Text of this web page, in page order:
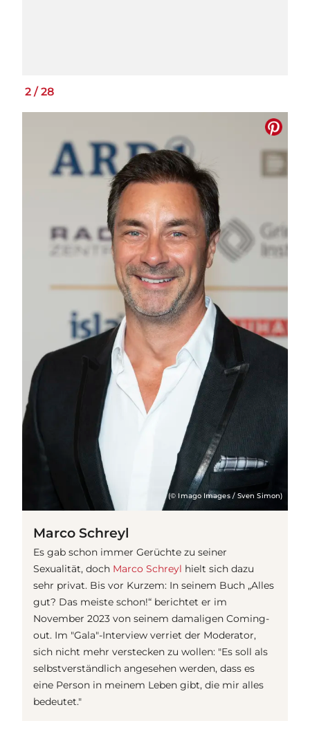
2 /28
(© Imago Images / Sven Simon)
Marco Schreyl
Es gab schon immer Gerüchte zu seiner
Sexualität, doch Marco Schreyl hielt sich dazu
sehr privat. Bis vor Kurzem: In seinem Buch „Alles
gut? Das meiste schon!“ berichtet er im
November 2023 von seinem damaligen Coming-
out. Im "Gala"-Interview verriet der Moderator,
sich nicht mehr verstecken zu wollen: "Es soll als
selbstverständlich angesehen werden, dass es
eine Person in meinem Leben gibt, die mir alles
bedeutet."